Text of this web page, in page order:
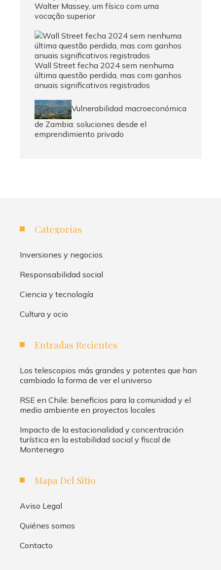
Walter Massey, um físico com uma
vocação superior
Wall Street fecha 2024 sem nenhuma
última questão perdida, mas com ganhos
anuais significativos registrados
Vulnerabilidad macroeconómica
de Zambia: soluciones desde el
emprendimiento privado
Categorías
Inversiones y negocios
Responsabilidad social
Ciencia y tecnología
Cultura y ocio
Entradas Recientes
Los telescopios más grandes y potentes que han
cambiado la forma de ver el universo
RSE en Chile: beneficios para la comunidad y el
medio ambiente en proyectos locales
Impacto de la estacionalidad y concentración
turística en la estabilidad social y fiscal de
Montenegro
Mapa Del Sitio
Aviso Legal
Quiénes somos
Contacto